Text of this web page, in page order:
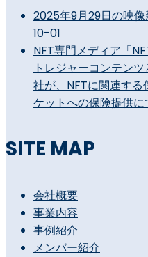
2025年9月29日の映像
10-01
NFT専門メディア「
トレジャーコンテン
社が、NFTに関連す
ケットへの保険提供
SITE MAP
会社概要
事業内容
事例紹介
メンバー紹介